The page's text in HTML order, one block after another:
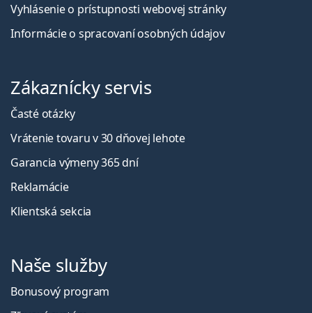
Vyhlásenie o prístupnosti webovej stránky
Informácie o spracovaní osobných údajov
Zákaznícky servis
Časté otázky
Vrátenie tovaru v 30 dňovej lehote
Garancia výmeny 365 dní
Reklamácie
Klientská sekcia
Naše služby
Bonusový program